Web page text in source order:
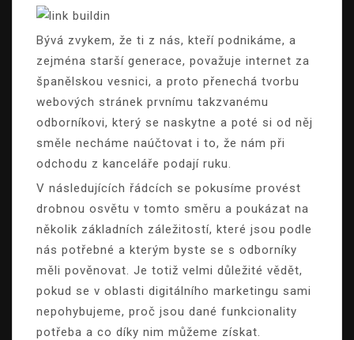
Bývá zvykem, že ti z nás, kteří podnikáme, a
zejména starší generace, považuje internet za
španělskou vesnici, a proto přenechá tvorbu
webových stránek prvnímu takzvanému
odborníkovi, který se naskytne a poté si od něj
směle necháme naúčtovat i to, že nám při
odchodu z kanceláře podají ruku.
V následujících řádcích se pokusíme provést
drobnou osvětu v tomto směru a poukázat na
několik základních záležitostí, které jsou podle
nás potřebné a kterým byste se s odborníky
měli pověnovat. Je totiž velmi důležité vědět,
pokud se v oblasti digitálního marketingu sami
nepohybujeme, proč jsou dané funkcionality
potřeba a co díky nim můžeme získat.